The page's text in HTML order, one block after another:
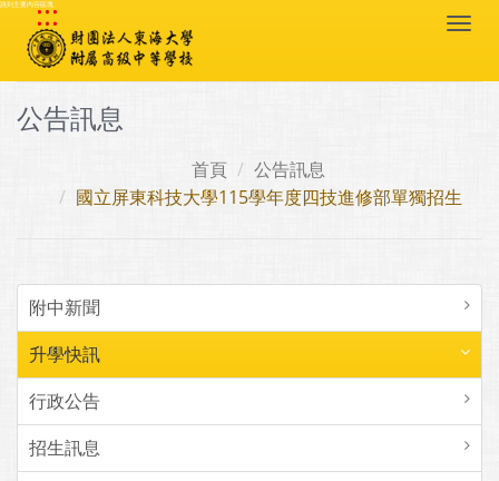
跳到主要內容區塊
:::
公告訊息
首頁
公告訊息
國立屏東科技大學115學年度四技進修部單獨招生
附中新聞
升學快訊
行政公告
招生訊息